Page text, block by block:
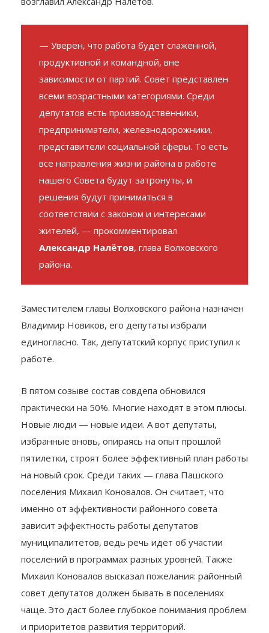
совете депутатов. Большинством голосов район
возглавил Александр Налётов.
— Уверен, что работа будет слаженной,
продуктивной и командной, вне
зависимости от партий. Совет представлен
всеми возрастными категориями. Среди
депутатов есть производственники,
предприниматели, железнодорожники,
представители социальной сферы. То есть
все направления жизни района в работе
нашего Совета будут затронуты, и
соответствии с законом и интересами
жителей, — прокомментировал
Александр Налётов
Заместителем главы Волховского района назначен
Владимир Новиков, его депутаты избрали
единогласно. Так, депутатский корпус приступил к
В пятом созыве состав совдепа обновился
практически на 50%. Многие находят в этом плюсы.
Новые люди — новые идеи. А вот депутаты,
избранные вновь, опираясь на опыт прошлой
пятилетки, строят более эффективный план работы
на новый срок. Среди таких — глава Пашского
поселения Михаил Коновалов. Он считает, что
именно от эффективности районного совета
зависит эффектность работы депутатов
муниципалитетов, ведь речь идёт об участии
поселений в программах разных уровней. Также
Михаил Коновалов высказал пожелания: районный
совет депутатов должен бывать в поселениях